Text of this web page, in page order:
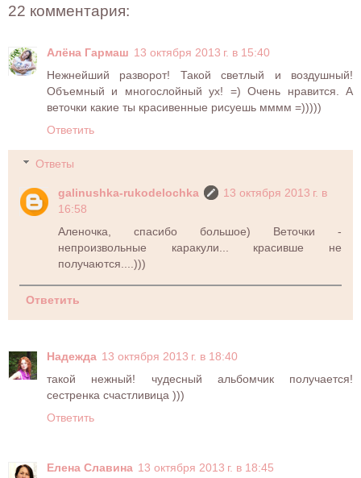
22 комментария:
Алёна Гармаш 13 октября 2013 г. в 15:40
Нежнейший разворот! Такой светлый и воздушный!
Объемный и многослойный ух! =) Очень нравится. А
веточки какие ты красивенные рисуешь мммм =)))))
Ответить
Ответы
galinushka-rukodelochka
13 октября 2013 г. в
16:58
Аленочка, спасибо большое) Веточки -
непроизвольные каракули... красивше не
получаются....)))
Ответить
Надежда 13 октября 2013 г. в 18:40
такой нежный! чудесный альбомчик получается!
сестренка счастливица )))
Ответить
Елена Славина 13 октября 2013 г. в 18:45